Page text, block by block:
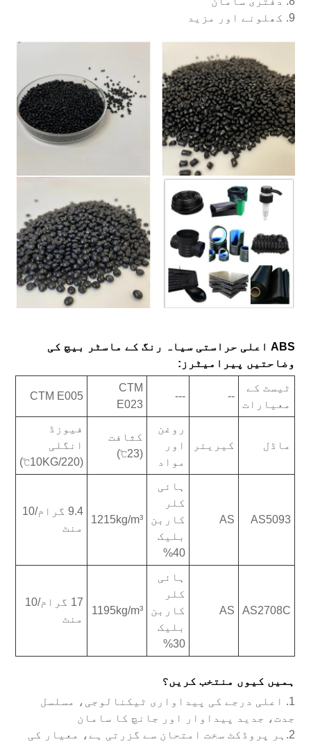
9. کھلونے اور مزید
ABS اعلی حراستی سیاہ رنگ کے ماسٹر بیچ کی
وضاحتیں پیرامیٹرز:
ٹیسٹ کے
معیارات
--
---
CTM
E023
CTM E005
ماڈل کیریئر
روغن
اور
مواد
کثافت
(23℃)
فیوزڈ
انگلی
(10KG/220℃)
AS5093
AS
ہائی
کلر
کاربن
بلیک
40%
1215kg/m³
9.4 گرام/10
منٹ
AS2708C
AS
ہائی
کلر
کاربن
بلیک
30%
1195kg/m³
17 گرام/10
منٹ
ہمیں کیوں منتخب کریں؟
1. اعلی درجے کی پیداواری ٹیکنالوجی، مسلسل
جدت، جدید پیداوار اور جانچ کا سامان
2.ہر پروڈکٹ سخت امتحان سے گزرتی ہے، معیار کی